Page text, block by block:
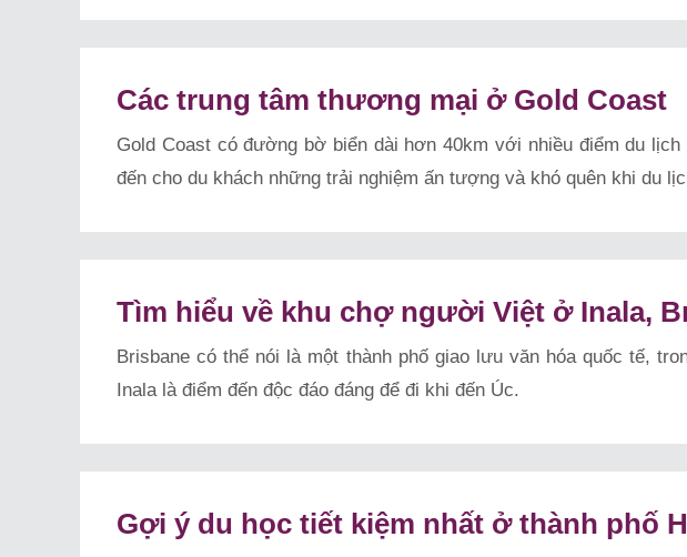
Các trung tâm thương mại ở Gold Coast
Gold Coast có đường bờ biển dài hơn 40km với nhiều điểm du
đến cho du khách những trải nghiệm ấn tượng và khó quên khi du
Tìm hiểu về khu chợ người Việt ở Inala,
Brisbane có thể nói là một thành phố giao lưu văn hóa quốc tế,
Inala là điểm đến độc đáo đáng để đi khi đến Úc.
Gợi ý du học tiết kiệm nhất ở thành phố